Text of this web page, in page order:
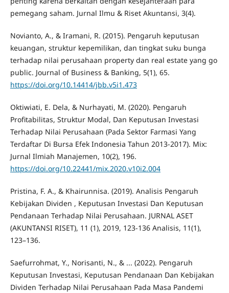
pemegang saham. Jurnal Ilmu & Riset Akuntansi, 3(4).
Novianto, A., & Iramani, R. (2015). Pengaruh keputusan
keuangan, struktur kepemilikan, dan tingkat suku bunga
terhadap nilai perusahaan property dan real estate yang go
public. Journal of Business & Banking, 5(1), 65.
https://doi.org/10.14414/jbb.v5i1.473
Oktiwiati, E. Dela, & Nurhayati, M. (2020). Pengaruh
Profitabilitas, Struktur Modal, Dan Keputusan Investasi
Terhadap Nilai Perusahaan (Pada Sektor Farmasi Yang
Terdaftar Di Bursa Efek Indonesia Tahun 2013-2017). Mix:
Jurnal Ilmiah Manajemen, 10(2), 196.
https://doi.org/10.22441/mix.2020.v10i2.004
Pristina, F. A., & Khairunnisa. (2019). Analisis Pengaruh
Kebijakan Dividen , Keputusan Investasi Dan Keputusan
Pendanaan Terhadap Nilai Perusahaan. JURNAL ASET
(AKUNTANSI RISET), 11 (1), 2019, 123-136 Analisis, 11(1),
123–136.
Saefurrohmat, Y., Norisanti, N., & ... (2022). Pengaruh
Keputusan Investasi, Keputusan Pendanaan Dan Kebijakan
Dividen Terhadap Nilai Perusahaan Pada Masa Pandemi